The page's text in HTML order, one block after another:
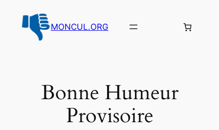
contenu
MONCUL.ORG
Bonne Humeur
Provisoire